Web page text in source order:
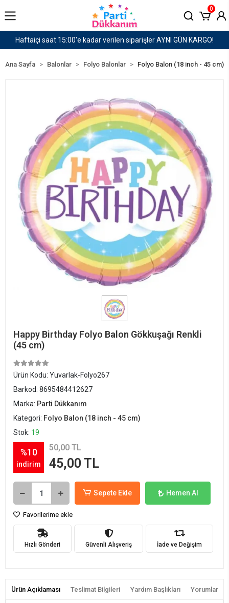
AYNI GÜN KARGO! 1500 TL ve Üzeri
0
Ana Sayfa Balonlar Folyo Balonlar Folyo Balon (18 inch - 45 cm)
Happy Birthday Folyo Balon Gökkuşağı Renkli
(45 cm)
Ürün Kodu: Yuvarlak-Folyo267
Barkod: 8695484412627
Marka: Parti Dükkanım
Kategori: Folyo Balon (18 inch - 45 cm)
Stok: 19
%10
indirim
50,00 TL
45,00 TL
Sepete Ekle Hemen Al
Favorilerime ekle
Hızlı Gönderi Güvenli Alışveriş İade ve Değişim
Ürün Açıklaması Teslimat Bilgileri Yardım Başlıkları Yorumlar